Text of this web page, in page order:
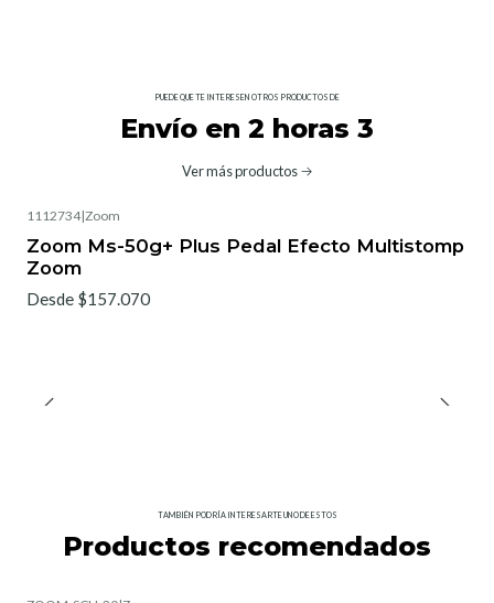
PUEDE QUE TE INTERESEN OTROS PRODUCTOS DE
Envío en 2 horas 3
Ver más productos
1112734|Zoom
Zoom Ms-50g+ Plus Pedal Efecto Multistomp
Zoom
Desde $157.070
TAMBIÉN PODRÍA INTERESARTE UNO DE ESTOS
Productos recomendados